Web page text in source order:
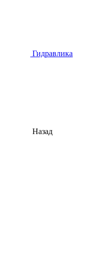
Гидравлика
Назад